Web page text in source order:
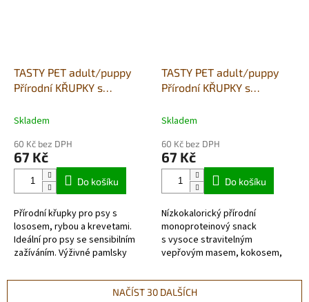
TASTY PET adult/puppy
Přírodní KŘUPKY s
- GASTROINTESTINAL
Skladem
60 Kč bez DPH
67 Kč
Do košíku
Přírodní křupky pro psy s
lososem, rybou a krevetami.
Ideální pro psy se sensibilním
zažíváním. Výživné pamlsky
dospělé i štěňata. Navíc
TASTY PET adult/puppy
Přírodní KŘUPKY s
- SENSITIV
Skladem
60 Kč bez DPH
67 Kč
Do košíku
Nízkokalorický přírodní
monoproteinový snack
s vysoce stravitelným
vepřovým masem, kokosem,
ke zdravému trávicímu systému
a střevního traktu má...
NAČÍST 30 DALŠÍCH